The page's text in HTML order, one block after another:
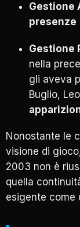
Gestione
presenze
Gestione
nella
gli aveva
Buglio,
Nonostante le
visione di
2003 non è
quella
esigente come